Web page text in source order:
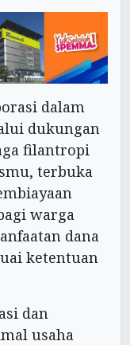
dalam
dukungan
filantropi
terbuka
warga
dana
ketentuan
dan
usaha